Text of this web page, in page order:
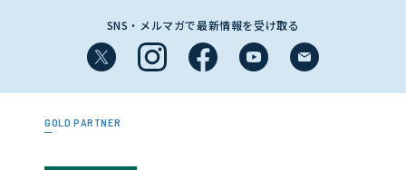
SNS・メルマガで最新情報を受け取る
GOLD PARTNER